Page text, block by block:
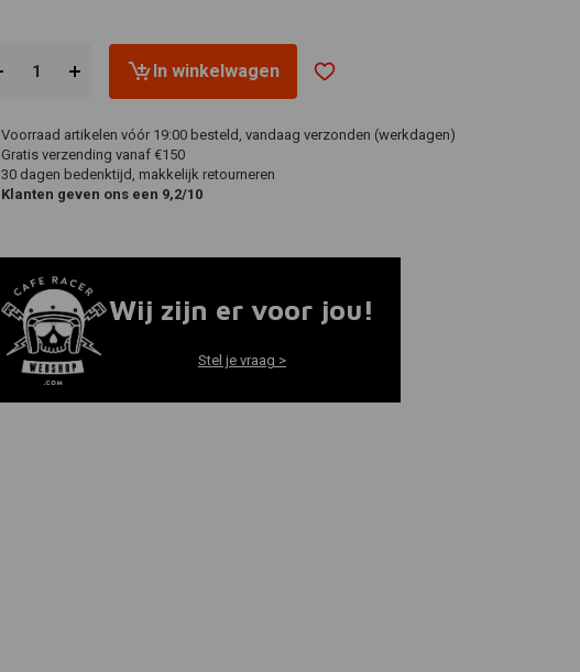
In winkelwagen
Voorraad artikelen vóór 19:00 besteld, vandaag verzonden (werkdagen)
Gratis verzending vanaf €150
30 dagen bedenktijd, makkelijk retourneren
Klanten geven ons een 9,2/10
Wij zijn er voor jou!
Stel je vraag >